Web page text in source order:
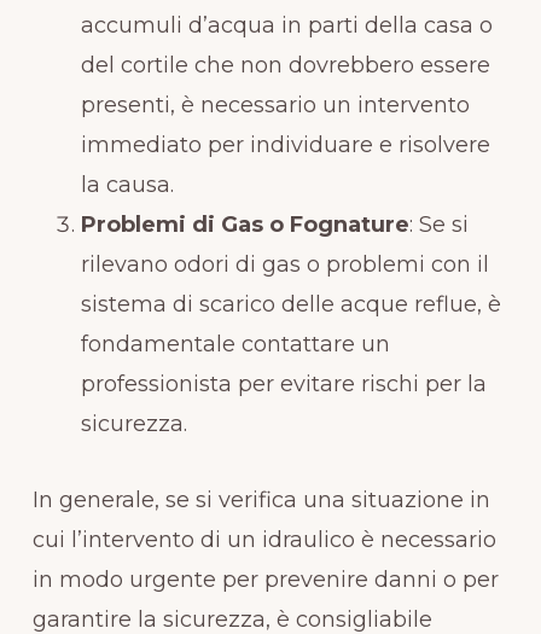
accumuli d’acqua in parti della casa o
del cortile che non dovrebbero essere
presenti, è necessario un intervento
immediato per individuare e risolvere
la causa.
Problemi di Gas o Fognature: Se si
rilevano odori di gas o problemi con il
sistema di scarico delle acque reflue, è
fondamentale contattare un
professionista per evitare rischi per la
sicurezza.
In generale, se si verifica una situazione in
cui l’intervento di un idraulico è necessario
in modo urgente per prevenire danni o per
garantire la sicurezza, è consigliabile